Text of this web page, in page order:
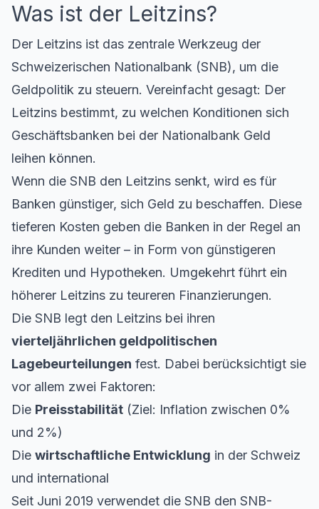
Was ist der Leitzins?
Der Leitzins ist das zentrale Werkzeug der
Schweizerischen Nationalbank (SNB), um die
Geldpolitik zu steuern. Vereinfacht gesagt: Der
Leitzins bestimmt, zu welchen Konditionen sich
Geschäftsbanken bei der Nationalbank Geld
leihen können.
Wenn die SNB den Leitzins senkt, wird es für
Banken günstiger, sich Geld zu beschaffen. Diese
tieferen Kosten geben die Banken in der Regel an
ihre Kunden weiter – in Form von günstigeren
Krediten und Hypotheken. Umgekehrt führt ein
höherer Leitzins zu teureren Finanzierungen.
Die SNB legt den Leitzins bei ihren
vierteljährlichen geldpolitischen
Lagebeurteilungen fest. Dabei berücksichtigt sie
vor allem zwei Faktoren:
Die Preisstabilität (Ziel: Inflation zwischen 0%
und 2%)
Die wirtschaftliche Entwicklung in der Schweiz
und international
Seit Juni 2019 verwendet die SNB den SNB-